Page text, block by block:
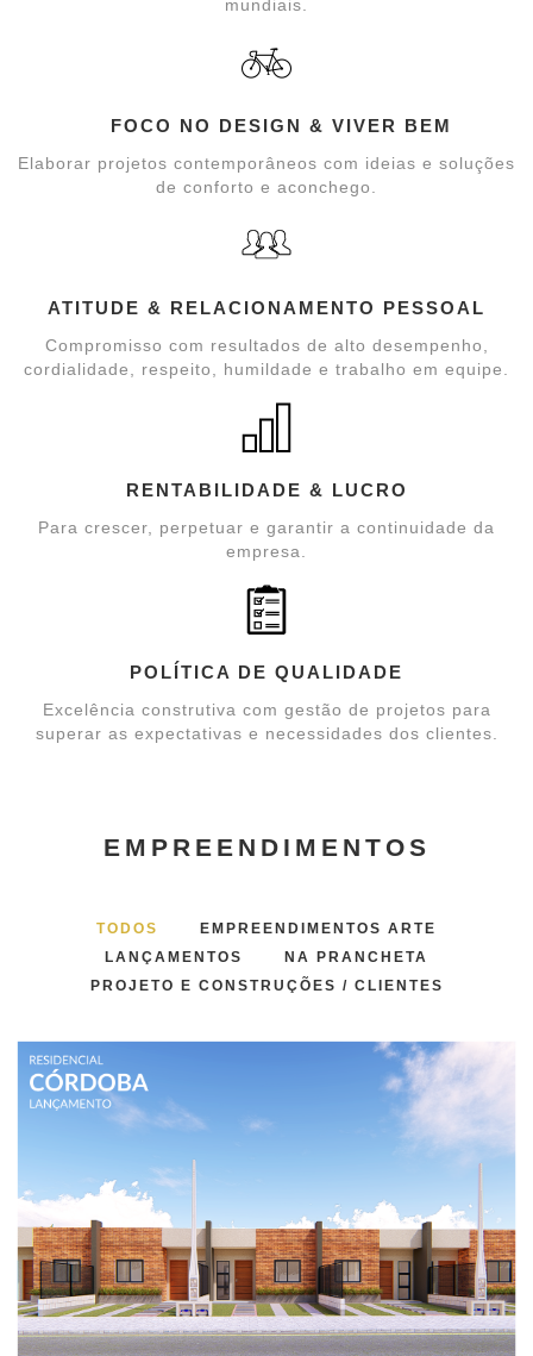
mundiais.
FOCO NO DESIGN & VIVER BEM
Elaborar projetos contemporâneos com ideias e soluções
de conforto e aconchego.
ATITUDE & RELACIONAMENTO PESSOAL
Compromisso com resultados de alto desempenho,
cordialidade, respeito, humildade e trabalho em equipe.
RENTABILIDADE & LUCRO
Para crescer, perpetuar e garantir a continuidade da
empresa.
POLÍTICA DE QUALIDADE
Excelência construtiva com gestão de projetos para
superar as expectativas e necessidades dos clientes.
EMPREENDIMENTOS
TODOS
EMPREENDIMENTOS ARTE
LANÇAMENTOS
NA PRANCHETA
PROJETO E CONSTRUÇÕES / CLIENTES